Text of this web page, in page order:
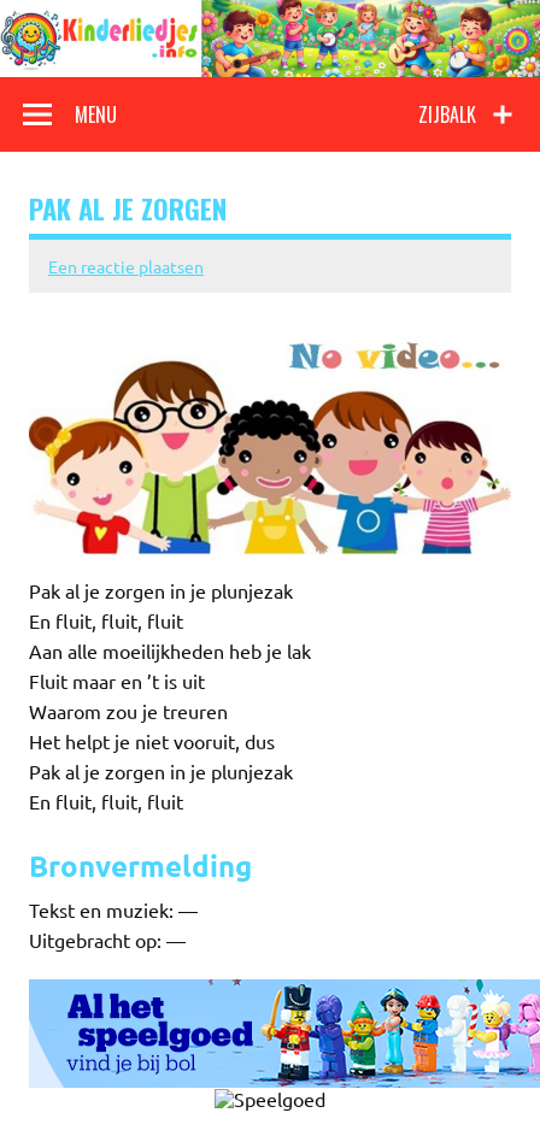
Doorgaan
naar
inhoud
Kinderliedjes
ZIJBALK
MENU
PAK AL JE ZORGEN
Een reactie plaatsen
Pak al je zorgen in je plunjezak
En fluit, fluit, fluit
Aan alle moeilijkheden heb je lak
Fluit maar en ’t is uit
Waarom zou je treuren
Het helpt je niet vooruit, dus
Pak al je zorgen in je plunjezak
En fluit, fluit, fluit
Bronvermelding
Tekst en muziek: —
Uitgebracht op: —